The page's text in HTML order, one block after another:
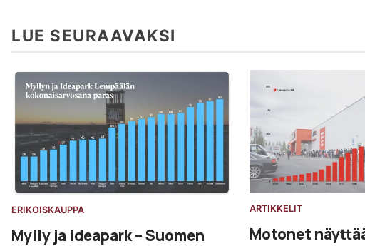
LUE SEURAAVAKSI
ERIKOISKAUPPA
Mylly ja Ideapark – Suomen
ARTIKKELIT
Motonet